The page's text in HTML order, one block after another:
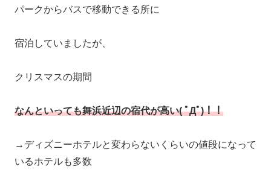
パークからバスで移動できる所に
宿泊していましたが、
クリスマスの期間
なんといっても舞浜近辺の宿代が高い( ﾟДﾟ)！！
→ディズニーホテルと変わらないくらいの値段になって
いるホテルも多数